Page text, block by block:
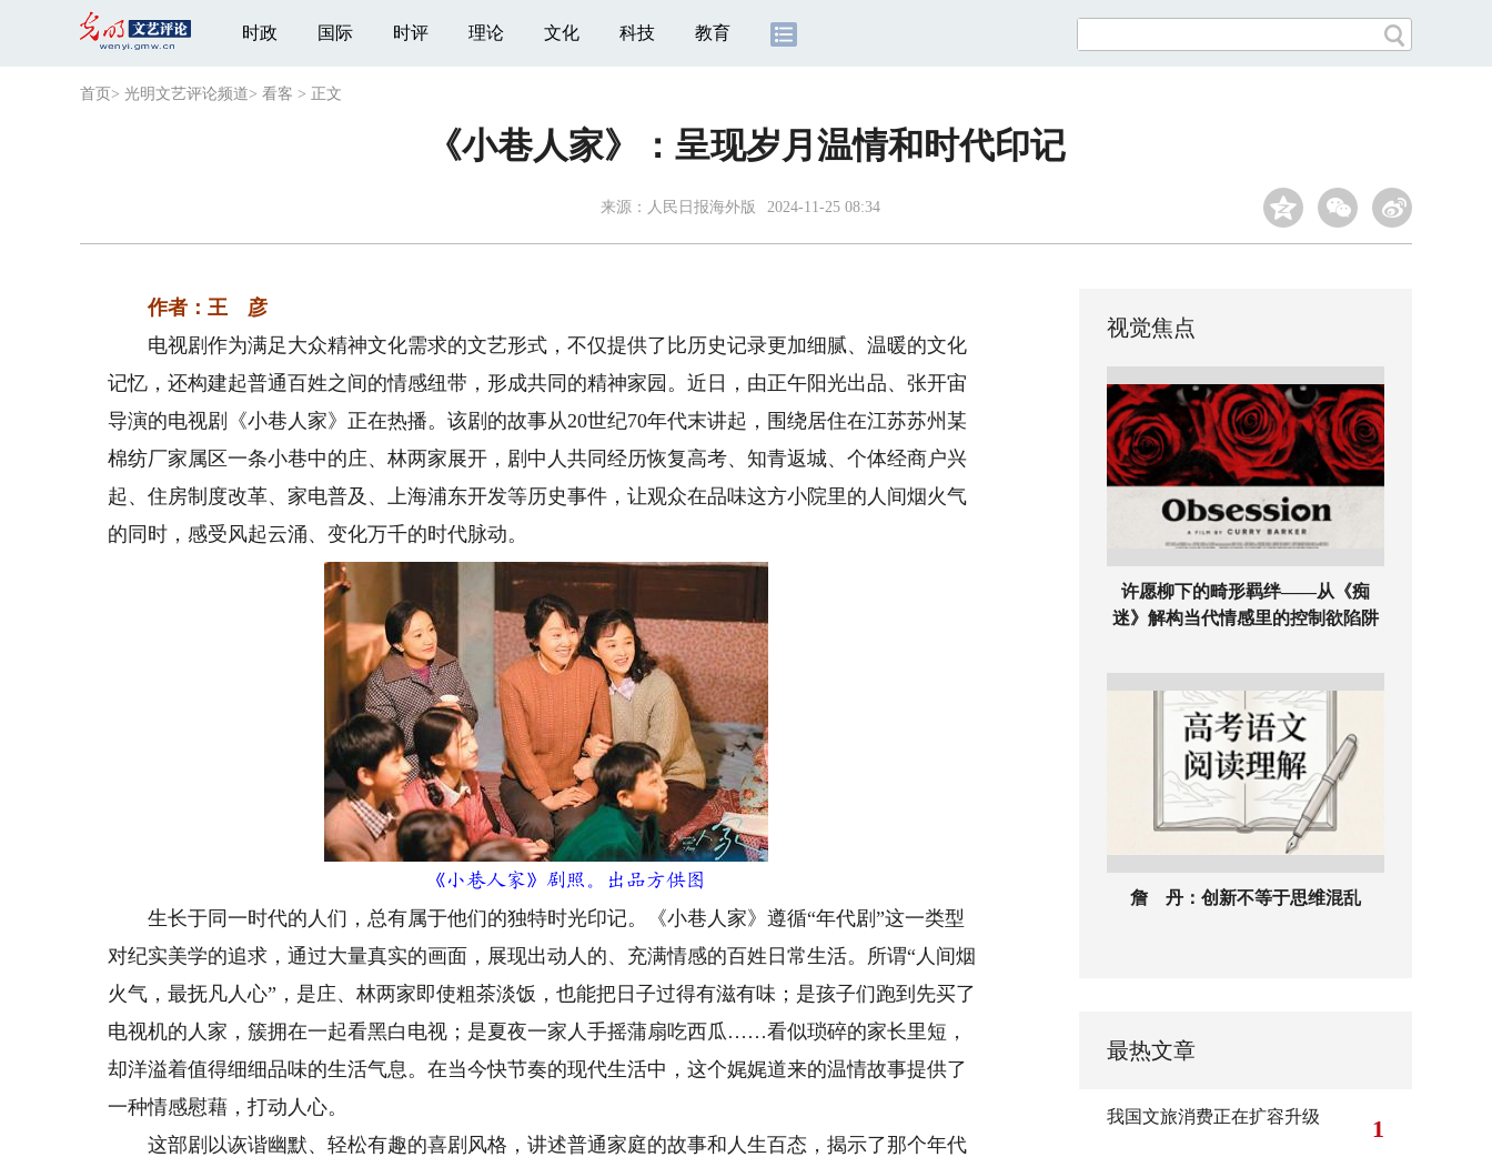
时政 国际 时评 理论 文化 科技 教育
首页 > 光明文艺评论频道> 看客 > 正文
《小巷人家》：呈现岁月温情和时代印记
来源： 人民日报海外版 2024-11-25 08:34
作者：王 彦
电视剧作为满足大众精神文化需求的文艺形式，不仅提供了比历史记录更加细腻、温暖的文化
记忆，还构建起普通百姓之间的情感纽带，形成共同的精神家园。近日，由正午阳光出品、张开宙
导演的电视剧《小巷人家》正在热播。该剧的故事从20世纪70年代末讲起，围绕居住在江苏苏州某
棉纺厂家属区一条小巷中的庄、林两家展开，剧中人共同经历恢复高考、知青返城、个体经商户兴
起、住房制度改革、家电普及、上海浦东开发等历史事件，让观众在品味这方小院里的人间烟火气
的同时，感受风起云涌、变化万千的时代脉动。
《小巷人家》剧照。出品方供图
生长于同一时代的人们，总有属于他们的独特时光印记。《小巷人家》遵循“年代剧”这一类型
对纪实美学的追求，通过大量真实的画面，展现出动人的、充满情感的百姓日常生活。所谓“人间烟
火气，最抚凡人心”，是庄、林两家即使粗茶淡饭，也能把日子过得有滋有味；是孩子们跑到先买了
电视机的人家，簇拥在一起看黑白电视；是夏夜一家人手摇蒲扇吃西瓜……看似琐碎的家长里短，
却洋溢着值得细细品味的生活气息。在当今快节奏的现代生活中，这个娓娓道来的温情故事提供了
一种情感慰藉，打动人心。
这部剧以诙谐幽默、轻松有趣的喜剧风格，讲述普通家庭的故事和人生百态，揭示了那个年代
视觉焦点
许愿柳下的畸形羁绊——从《痴
迷》解构当代情感里的控制欲陷阱
詹 丹：创新不等于思维混乱
最热文章
我国文旅消费正在扩容升级 1